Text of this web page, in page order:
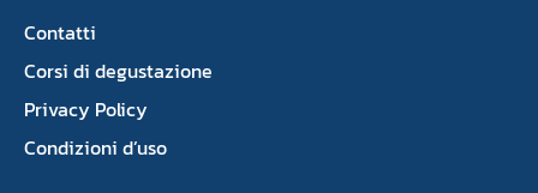
Contatti
Corsi di degustazione
Privacy Policy
Condizioni d’uso